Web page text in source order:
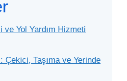
ve Yol Yardım Hizmeti
Çekici, Taşıma ve Yerinde